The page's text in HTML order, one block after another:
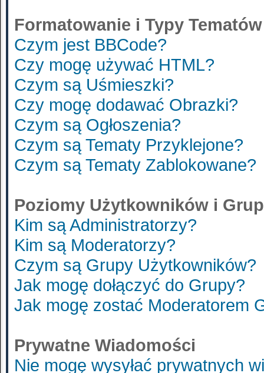
Formatowanie i Typy Tematów
Czym jest BBCode?
Czy mogę używać HTML?
Czym są Uśmieszki?
Czy mogę dodawać Obrazki?
Czym są Ogłoszenia?
Czym są Tematy Przyklejone?
Czym są Tematy Zablokowane?
Poziomy Użytkowników i
Kim są Administratorzy?
Kim są Moderatorzy?
Czym są Grupy Użytkowników?
Jak mogę dołączyć do Grupy?
Jak mogę zostać Moderatorem
Prywatne Wiadomości
Nie mogę wysyłać prywatnych